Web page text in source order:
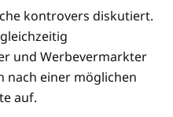
kontrovers diskutiert.
und Werbevermarkter
nach einer möglichen
auf.